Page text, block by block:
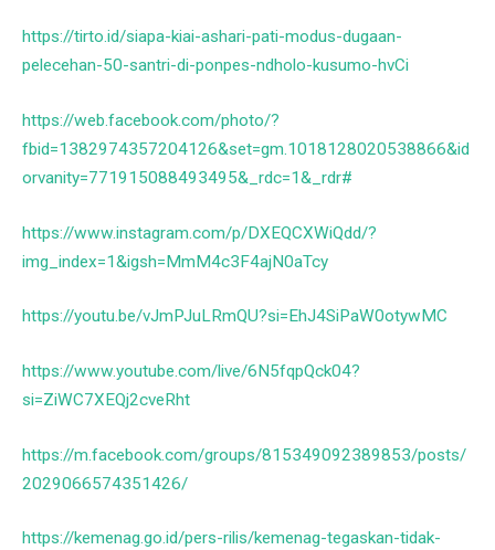
https://tirto.id/siapa-kiai-ashari-pati-modus-dugaan-
pelecehan-50-santri-di-ponpes-ndholo-kusumo-hvCi
https://web.facebook.com/photo/?
fbid=1382974357204126&set=gm.1018128020538866&id
orvanity=771915088493495&_rdc=1&_rdr#
https://www.instagram.com/p/DXEQCXWiQdd/?
img_index=1&igsh=MmM4c3F4ajN0aTcy
https://youtu.be/vJmPJuLRmQU?si=EhJ4SiPaW0otywMC
https://www.youtube.com/live/6N5fqpQck04?
si=ZiWC7XEQj2cveRht
https://m.facebook.com/groups/815349092389853/posts/
2029066574351426/
https://kemenag.go.id/pers-rilis/kemenag-tegaskan-tidak-